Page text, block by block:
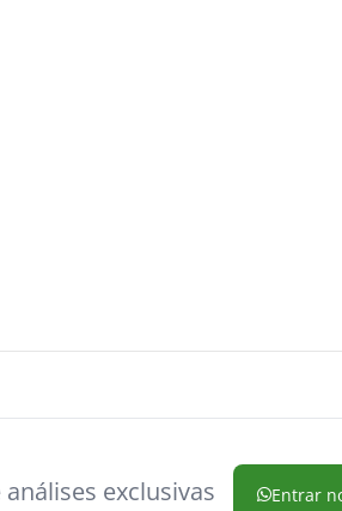
exclusivas Entrar